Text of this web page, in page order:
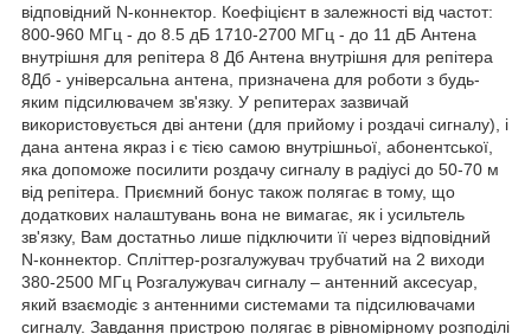
відповідний N-коннектор. Коефіцієнт в залежності від частот:
800-960 МГц - до 8.5 дБ 1710-2700 МГц - до 11 дБ Антена
внутрішня для репітера 8 Дб Антена внутрішня для репітера
8Дб - універсальна антена, призначена для роботи з будь-
яким підсилювачем зв'язку. У репитерах зазвичай
використовується дві антени (для прийому і роздачі сигналу), і
дана антена якраз і є тією самою внутрішньої, абонентської,
яка допоможе посилити роздачу сигналу в радіусі до 50-70 м
від репітера. Приємний бонус також полягає в тому, що
додаткових налаштувань вона не вимагає, як і усильтель
зв'язку, Вам достатньо лише підключити її через відповідний
N-коннектор. Спліттер-розгалужувач трубчатий на 2 виходи
380-2500 МГц Розгалужувач сигналу – антенний аксесуар,
який взаємодіє з антенними системами та підсилювачами
сигналу. Завдання пристрою полягає в рівномірному розподілі